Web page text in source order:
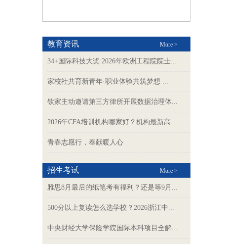
教育资讯 More >
34+国际科技大奖:2026年欧洲工程院院士...
家校社共育新青年·职业体验共筑梦想 ...
钦家主动邀请第三方律所开展数据治理体...
2026年CFA培训机构哪家好？机构最新高...
青春志愿行，奉献暖人心
招生考试 More >
雅思8月最后的纸笔考有福利？还是等9月...
500分以上复读怎么选学校？2026浙江中...
中央财经大学保险学院国际本科项目全解...